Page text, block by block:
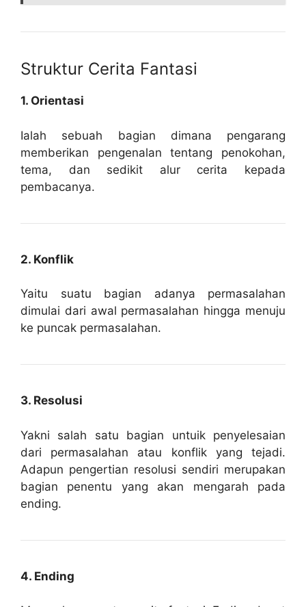
Struktur Cerita Fantasi
1. Orientasi
Ialah sebuah bagian dimana pengarang
memberikan pengenalan tentang penokohan,
tema, dan sedikit alur cerita kepada
pembacanya.
2. Konflik
Yaitu suatu bagian adanya permasalahan
dimulai dari awal permasalahan hingga menuju
ke puncak permasalahan.
3. Resolusi
Yakni salah satu bagian untuik penyelesaian
dari permasalahan atau konflik yang tejadi.
Adapun pengertian resolusi sendiri merupakan
bagian penentu yang akan mengarah pada
ending.
4. Ending